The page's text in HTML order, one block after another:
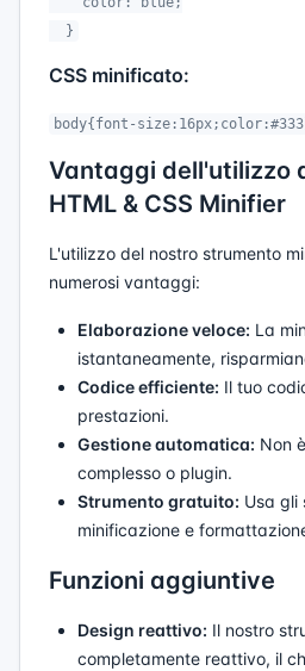
  }
CSS minificato:
body{font-
Vantaggi dell'utilizzo
HTML & CSS Minifier
L'utilizzo del nostro strumento
numerosi vantaggi:
Elaborazione veloce: La
istantaneamente,
Codice efficiente: Il tuo
prestazioni.
Gestione automatica: Non
complesso o plugin.
Strumento gratuito: Usa gli
minificazione e
Funzioni aggiuntive
Design reattivo: Il nostro
completamente reattivo, il